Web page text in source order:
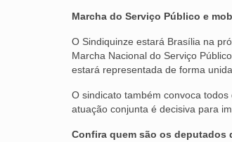
Marcha do Serviço Público e
O Sindiquinze estará Brasília na
Marcha Nacional do Serviço
estará representada de forma
O sindicato também convoca
atuação conjunta é decisiva para
Confira quem são os deputados